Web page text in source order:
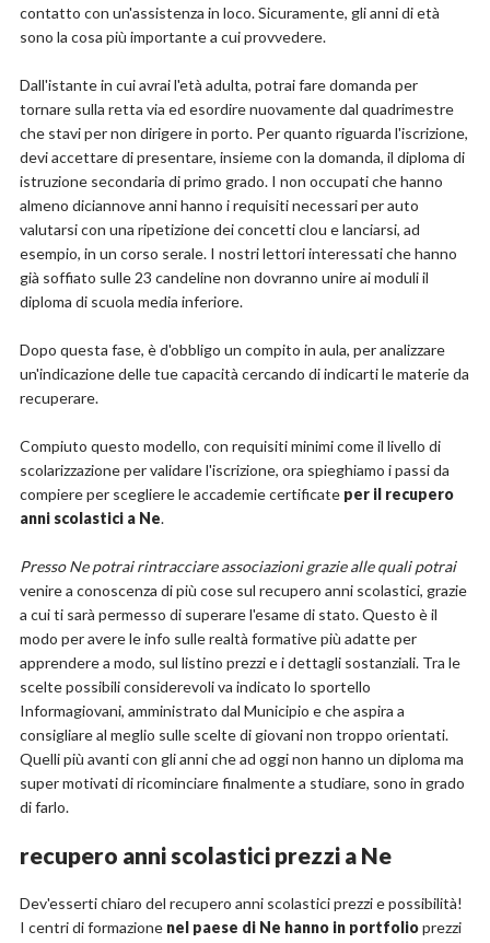
contatto con un'assistenza in loco. Sicuramente, gli anni di età
sono la cosa più importante a cui provvedere.
Dall'istante in cui avrai l'età adulta, potrai fare domanda per
tornare sulla retta via ed esordire nuovamente dal quadrimestre
che stavi per non dirigere in porto. Per quanto riguarda l'iscrizione,
devi accettare di presentare, insieme con la domanda, il diploma di
istruzione secondaria di primo grado. I non occupati che hanno
almeno diciannove anni hanno i requisiti necessari per auto
valutarsi con una ripetizione dei concetti clou e lanciarsi, ad
esempio, in un corso serale. I nostri lettori interessati che hanno
già soffiato sulle 23 candeline non dovranno unire ai moduli il
diploma di scuola media inferiore.
Dopo questa fase, è d'obbligo un compito in aula, per analizzare
un'indicazione delle tue capacità cercando di indicarti le materie da
recuperare.
Compiuto questo modello, con requisiti minimi come il livello di
scolarizzazione per validare l'iscrizione, ora spieghiamo i passi da
compiere per scegliere le accademie certificate per il recupero
anni scolastici a Ne.
Presso Ne potrai rintracciare associazioni grazie alle quali potrai
venire a conoscenza di più cose sul recupero anni scolastici, grazie
a cui ti sarà permesso di superare l'esame di stato. Questo è il
modo per avere le info sulle realtà formative più adatte per
apprendere a modo, sul listino prezzi e i dettagli sostanziali. Tra le
scelte possibili considerevoli va indicato lo sportello
Informagiovani, amministrato dal Municipio e che aspira a
consigliare al meglio sulle scelte di giovani non troppo orientati.
Quelli più avanti con gli anni che ad oggi non hanno un diploma ma
super motivati di ricominciare finalmente a studiare, sono in grado
di farlo.
recupero anni scolastici prezzi a Ne
Dev'esserti chiaro del recupero anni scolastici prezzi e possibilità!
I centri di formazione nel paese di Ne hanno in portfolioprezzi